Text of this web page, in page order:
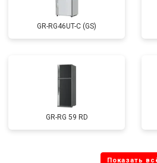
GR-RG46UT-C (GS)
GR-RG 59 RD